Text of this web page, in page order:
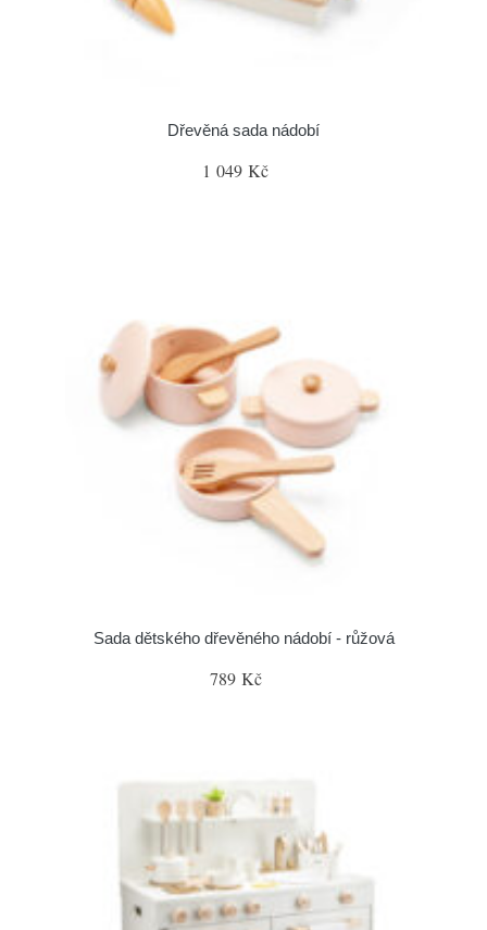
Dřevěná sada nádobí
1 049 Kč
Sada dětského dřevěného nádobí - růžová
789 Kč